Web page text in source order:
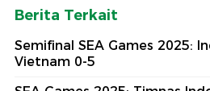
Berita Terkait
Semifinal SEA Games 2025:
Vietnam 0-5